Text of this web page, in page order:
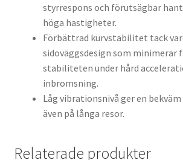
styrrespons och förutsägbar
höga hastigheter.
Förbättrad kurvstabilitet tack
sidoväggsdesign som
stabiliteten under hård
inbromsning.
Låg vibrationsnivå ger en
även på långa resor.
Relaterade produkter